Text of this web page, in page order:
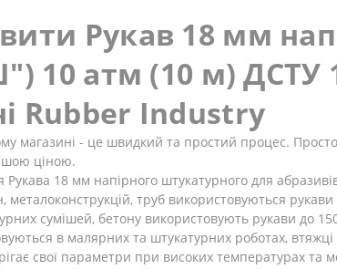
Рукав 18 мм
10 атм (10 м) ДСТУ
Rubber Industry
магазині - це швидкий та простий процес.
ціною.
Рукава 18 мм напірного штукатурного для
металоконструкцій, труб використовуються
сумішей, бетону використовують рукави до
в малярних та штукатурних роботах, втяжці
свої параметри при високих температурах та